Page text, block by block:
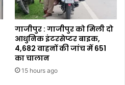
गाजीपुर : गाजीपुर को मिली दो
आधुनिक इंटरसेप्टर बाइक,
4,682 वाहनों की जांच में 651
का चालान
15 hours ago